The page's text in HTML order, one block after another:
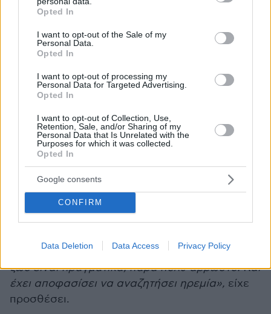
grant or deny consent to Google and its third-party tags to
use your data for below specified purposes in below Google
consent section.
Opted In
I want to opt-out of the Sale of my
Personal Data.
Opted In
I want to opt-out of processing my
Personal Data for Targeted Advertising.
Opted In
I want to opt-out of Collection, Use,
Retention, Sale, and/or Sharing of my
Personal Data that Is Unrelated with the
Purposes for which it was collected.
Opted In
Google consents
CONFIRM
Data Deletion Data Access Privacy Policy
συνέχιση της προσπάθειας ισοδυναμούσε με
«καθαρή κακοποίηση ζώου».
τον κόπο… αυτό μας το έχουν επιβεβαιώσει
επανειλημμένα διεθνείς συνάδελφοι»,
Στο ίδιο μήκος κύματος κινήθηκε και ο
θαλάσσιος βιολόγος της
Μαακ, ο οποίος είχε πει νωρίτερα αυτόν τον
μήνα: «Πιστεύω ότι η φάλαινα θα πεθάνει πολύ
σύντομα. Και θα ήθελα επίσης να θέσω το
ερώτημα: Τι ακριβώς είναι τόσο κακό σε αυτό;».
«Ναι, τα ζώα ζουν, τα ζώα πεθαίνουν. Αυτό το
ζώο είναι πραγματικά, πάρα πολύ άρρωστο. Και
έχει αποφασίσει να αναζητήσει ηρεμία», είχε
προσθέσει.